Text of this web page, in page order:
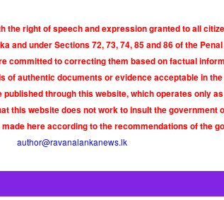
the right of speech and expression granted to all
and under Sections 72, 73, 74, 85 and 86 of the
committed to correcting them based on factual
of authentic documents or evidence acceptable in
through this website, which operates only
this website does not work to insult the government
here according to the recommendations of the
author@ravanalankanews.lk